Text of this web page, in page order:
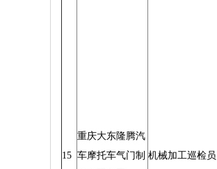
15
重庆大东隆腾汽
车摩托车气门制 机械加工巡检员